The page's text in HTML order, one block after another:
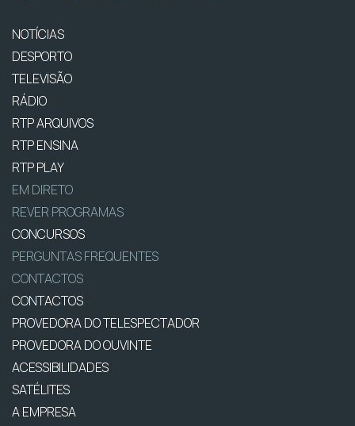
NOTÍCIAS
DESPORTO
TELEVISÃO
RÁDIO
RTP ARQUIVOS
RTP ENSINA
RTP PLAY
EM DIRETO
REVER PROGRAMAS
CONCURSOS
PERGUNTAS FREQUENTES
CONTACTOS
CONTACTOS
PROVEDORA DO TELESPECTADOR
PROVEDORA DO OUVINTE
ACESSIBILIDADES
SATÉLITES
A EMPRESA